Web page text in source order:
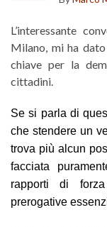
L’interessante
Milano, mi ha
chiave per la
cittadini.
Se si parla di
che stendere un
trova più alcun
facciata
rapporti di
prerogative